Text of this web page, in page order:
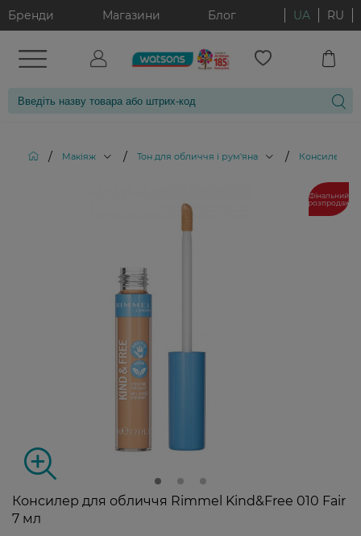
Бренди Магазини Блог UA RU
/ Макіяж / Тон для обличчя і рум'яна / Консилери
Фінальний
розпродаж
Консилер для обличчя Rimmel Kind&Free 010 Fair
7 мл